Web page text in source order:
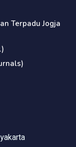
Terpadu Jogja